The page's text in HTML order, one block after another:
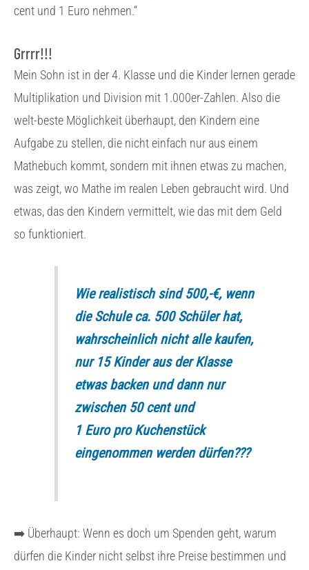
cent und 1 Euro nehmen.“
Grrrr!!!
Mein Sohn ist in der 4. Klasse und die Kinder lernen gerade
Multiplikation und Division mit 1.000er-Zahlen. Also die
welt-beste Möglichkeit überhaupt, den Kindern eine
Aufgabe zu stellen, die nicht einfach nur aus einem
Mathebuch kommt, sondern mit ihnen etwas zu machen,
was zeigt, wo Mathe im realen Leben gebraucht wird. Und
etwas, das den Kindern vermittelt, wie das mit dem Geld
so funktioniert.
Wie realistisch sind 500,-€, wenn
die Schule ca. 500 Schüler hat,
wahrscheinlich nicht alle kaufen,
nur 15 Kinder aus der Klasse
etwas backen und dann nur
zwischen 50 cent und
1 Euro pro Kuchenstück
eingenommen werden dürfen???
➡️ Überhaupt: Wenn es doch um Spenden geht, warum
dürfen die Kinder nicht selbst ihre Preise bestimmen und